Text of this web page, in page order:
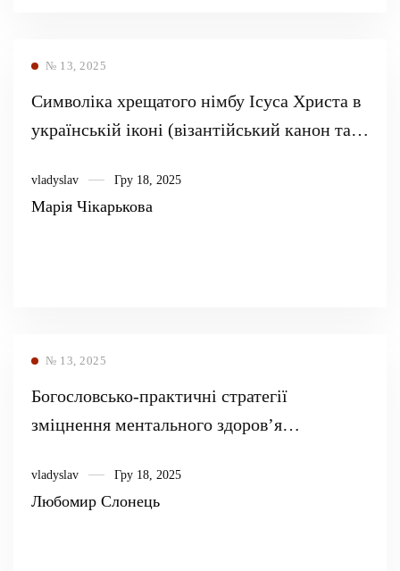
№ 13, 2025
Символіка хрещатого німбу Ісуса Христа в
українській іконі (візантійський канон та
vladyslav Гру 18, 2025
Марія Чікарькова
№ 13, 2025
Богословсько-практичні стратегії
зміцнення ментального здоров’я
2014–2024 рр.
vladyslav Гру 18, 2025
Любомир Слонець